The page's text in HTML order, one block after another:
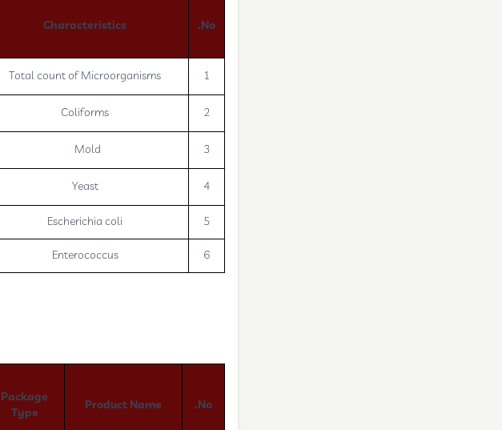
No.
Characteristics
1
Total count of Microorganisms
2
Coliforms
3
Mold
4
Yeast
5
Escherichia coli
6
Enterococcus
No.
Product Name
Package
Type